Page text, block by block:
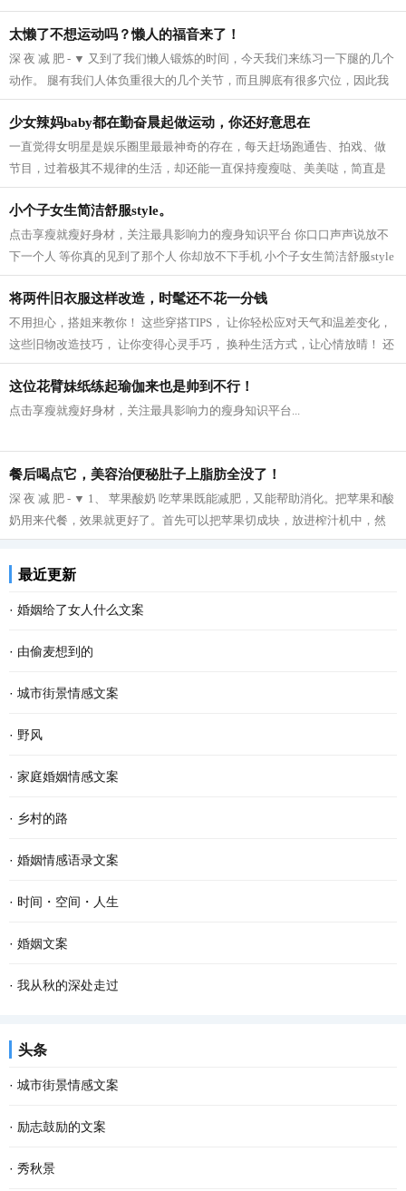
之效。 2、芝麻 芝麻它的亚麻仁油酸可以...
太懒了不想运动吗？懒人的福音来了！
深 夜 减 肥 - ▼ 又到了我们懒人锻炼的时间，今天我们来练习一下腿的几个
动作。 腿有我们人体负重很大的几个关节，而且脚底有很多穴位，因此我
们要多锻炼我们的脚，促进血液循...
少女辣妈baby都在勤奋晨起做运动，你还好意思在
一直觉得女明星是娱乐圈里最最神奇的存在，每天赶场跑通告、拍戏、做
节目，过着极其不规律的生活，却还能一直保持瘦瘦哒、美美哒，简直是
羡慕死我们这些凡人啦~老天爷爷太不公...
小个子女生简洁舒服style。
点击享瘦就瘦好身材，关注最具影响力的瘦身知识平台 你口口声声说放不
下一个人 等你真的见到了那个人 你却放不下手机 小个子女生简洁舒服style
模特身高159CM 165cm半熟女生的轻熟小性...
将两件旧衣服这样改造，时髦还不花一分钱
不用担心，搭姐来教你！ 这些穿搭TIPS， 让你轻松应对天气和温差变化，
这些旧物改造技巧， 让你变得心灵手巧， 换种生活方式，让心情放晴！ 还
等什么，快点学起来吧！ 针织衫 风...
这位花臂妹纸练起瑜伽来也是帅到不行！
点击享瘦就瘦好身材，关注最具影响力的瘦身知识平台...
餐后喝点它，美容治便秘肚子上脂肪全没了！
深 夜 减 肥 - ▼ 1、 苹果酸奶 吃苹果既能减肥，又能帮助消化。把苹果和酸
奶用来代餐，效果就更好了。首先可以把苹果切成块，放进榨汁机中，然
后再把榨好的苹果汁与酸奶拌在一起...
最近更新
· 婚姻给了女人什么文案
· 由偷麦想到的
· 城市街景情感文案
· 野风
· 家庭婚姻情感文案
· 乡村的路
· 婚姻情感语录文案
· 时间・空间・人生
· 婚姻文案
· 我从秋的深处走过
头条
· 城市街景情感文案
· 励志鼓励的文案
· 秀秋景